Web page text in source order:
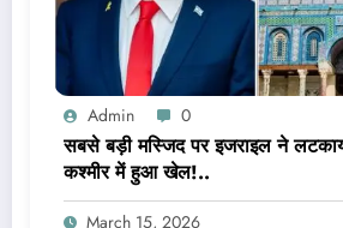
Admin 0
सबसे बड़ी मस्जिद पर इजराइल ने
कश्मीर में हुआ खेल!..
March 15, 2026